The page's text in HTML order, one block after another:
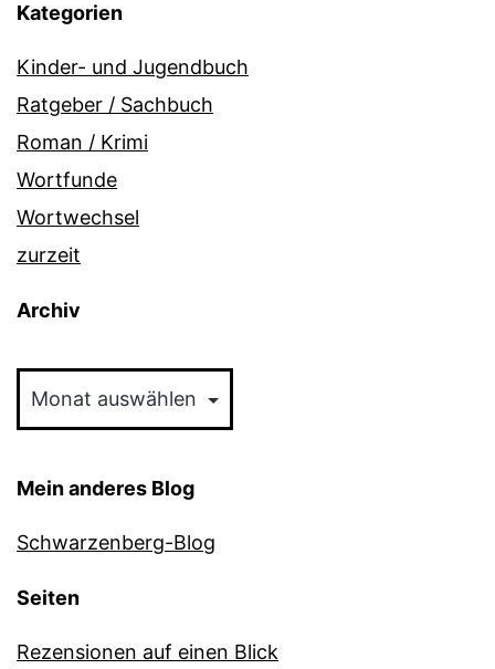
Kategorien
Kinder- und Jugendbuch
Ratgeber / Sachbuch
Roman / Krimi
Wortfunde
Wortwechsel
zurzeit
Archiv
Mein anderes Blog
Schwarzenberg-Blog
Seiten
Rezensionen auf einen Blick